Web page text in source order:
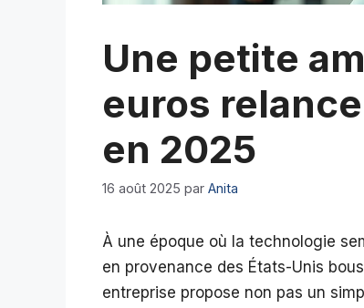
Une petite
euros
en 2025
16 août 2025 par Anita
À une époque où la technologie
en provenance des États-Unis
entreprise propose non pas un